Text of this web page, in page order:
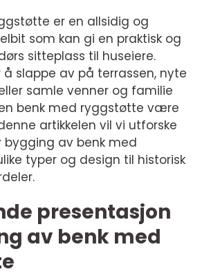
er en allsidig og
som kan gi en praktisk og
sitteplass til huseiere.
å slappe av på terrassen, nyte
samle venner og familie
benk med ryggstøtte være
artikkelen vil vi utforske
bygging av benk med
typer og design til historisk
presentasjon
av benk med